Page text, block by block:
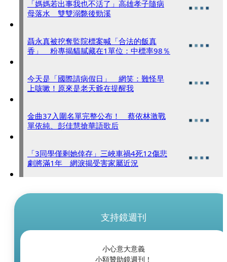
「媽媽若出事我也不活了」高雄孝子隨病
母落水 雙雙溺斃後勁溪
聶永真被挖奪監院標案喊「合法的飯真
香」 粉專揭貓膩藏在1單位：中標率98％
今天是「國際請病假日」 網笑：難怪早
上咳嗽！原來是老天爺在提醒我
金曲37入圍名單完整公布！ 蔡依林激戰
單依純、彭佳慧搶華語歌后
「3同學僅剩她倖存」三峽車禍4死12傷悲
劇將滿1年 網淚揭受害家屬近況
支持鏡週刊
小心意大意義
小額贊助鏡週刊！